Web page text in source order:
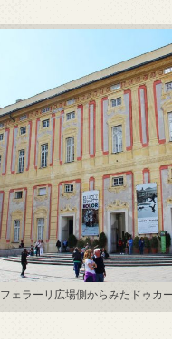
フェラーリ広場側からみたドゥカ